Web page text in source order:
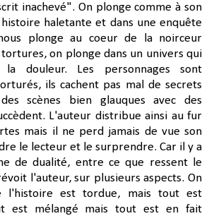
inachevé". On plonge comme à son
haletante et dans une enquête
plonge au coeur de la noirceur
on plonge dans un univers qui
douleur. Les personnages sont
ils cachent pas mal de secrets
scènes bien glauques avec des
L'auteur distribue ainsi au fur
mais il ne perd jamais de vue son
le lecteur et le surprendre. Car il y a
de dualité, entre ce que ressent le
l'auteur, sur plusieurs aspects. On
l'histoire est tordue, mais tout est
est mélangé mais tout est en fait